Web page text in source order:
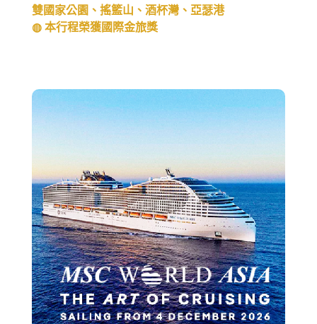
雙國家公園、搖籃山、酒杯灣、亞瑟港
◍ 本行程榮獲國際金旅獎